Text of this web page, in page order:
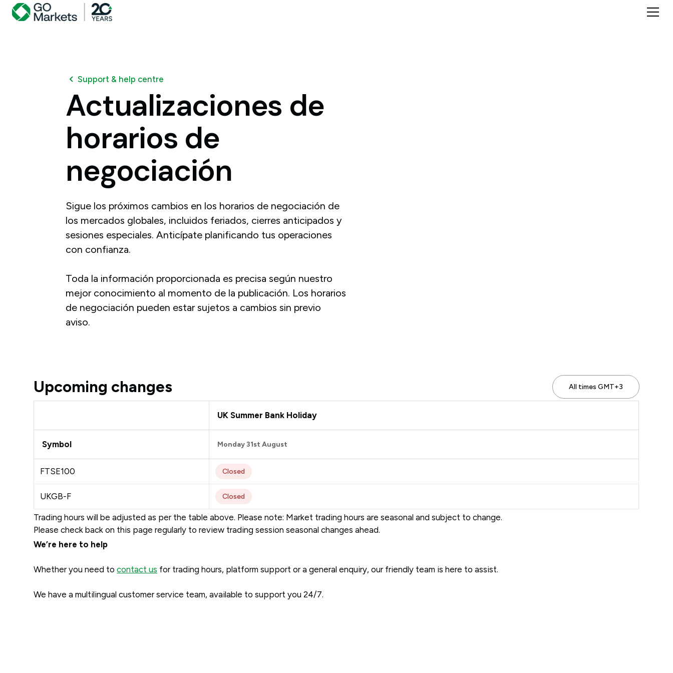
Support & help centre
Actualizaciones de
horarios de
negociación
Sigue los próximos cambios en los horarios de negociación de
los mercados globales, incluidos feriados, cierres anticipados y
sesiones especiales. Anticípate planificando tus operaciones
con confianza.
Toda la información proporcionada es precisa según nuestro
mejor conocimiento al momento de la publicación. Los horarios
de negociación pueden estar sujetos a cambios sin previo
aviso.
Upcoming changes All times GMT+3
UK Summer Bank Holiday
Symbol Monday 31st August
FTSE100 Closed
UKGB-F Closed
Trading hours will be adjusted as per the table above. Please note: Market trading hours are seasonal and subject to change.
Please check back on this page regularly to review trading session seasonal changes ahead.
We’re here to help
Whether you need tocontact us for trading hours, platform support or a general enquiry, our friendly team is here to assist.
We have a multilingual customer service team, available to support you 24/7.